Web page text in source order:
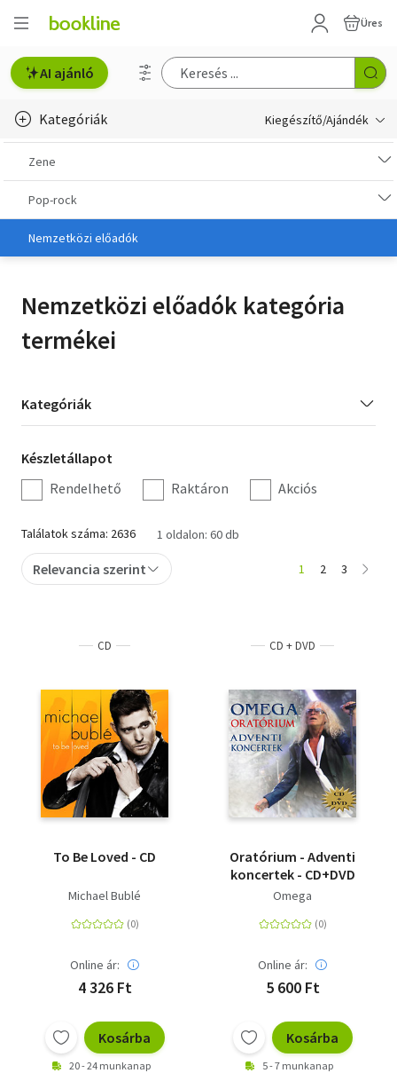
Üres
AI ajánló
Kategóriák Kiegészítő/Ajándék
Ajándék, utalványok
Könyves kiegészítők
Film
Zene
Pop-rock
Nemzetközi előadók
Nemzetközi előadók kategória
termékei
Kategória
szűrés
Kategóriák
Készletállapot
szűrés
Készletállapot
Rendelhető
Raktáron Akciós
Találatok száma: 2636 1 oldalon: 60 db
Relevancia szerint 1 2 3
CD
To Be Loved - CD
Michael Bublé
Online ár:
4 326 Ft
Kosárba
20 - 24 munkanap
CD + DVD
Oratórium - Adventi
koncertek - CD+DVD
Omega
Online ár:
5 600 Ft
Kosárba
5 - 7 munkanap